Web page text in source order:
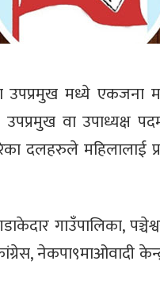
उपप्रमुख मध्ये एकजना
वा उपाध्यक्ष
दलहरुले महिलालाई
गाउँपालिका,
नेकपा९माओवादी